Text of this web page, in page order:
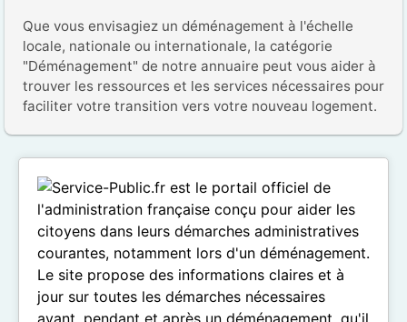
Que vous envisagiez un déménagement à l'échelle
locale, nationale ou internationale, la catégorie
"Déménagement" de notre annuaire peut vous aider à
trouver les ressources et les services nécessaires pour
faciliter votre transition vers votre nouveau logement.